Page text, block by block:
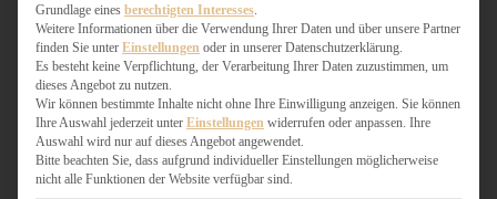
HERZHAFT
BURGER & SANDWICHES
FIX AUF DEM TISCH
FLEISCH & FISCH
GRILLEN / BARBECUE
Grundlage eines berechtigten Interesses
Weitere Informationen über die Verwendung Ihrer Daten und über unsere Partner
finden Sie unter Einstellungen oder in unserer Datenschutzerklärung.
Es besteht keine Verpflichtung, der Verarbeitung Ihrer Daten zuzustimmen, um
dieses Angebot zu nutzen.
Wir können bestimmte Inhalte nicht ohne Ihre Einwilligung anzeigen. Sie können
Ihre Auswahl jederzeit unter Einstellungen widerrufen oder anpassen. Ihre
Auswahl wird nur auf dieses Angebot angewendet.
Bitte beachten Sie, dass aufgrund individueller Einstellungen möglicherweise
nicht alle Funktionen der Website verfügbar sind.